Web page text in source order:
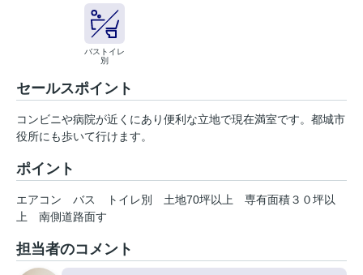
バストイレ
別
セールスポイント
コンビニや病院が近くにあり便利な立地で現在満室です。都城市
役所にも歩いて行けます。
ポイント
エアコン バス トイレ別 土地70坪以上
専有面積３０坪以
上
南側道路面す
担当者のコメント